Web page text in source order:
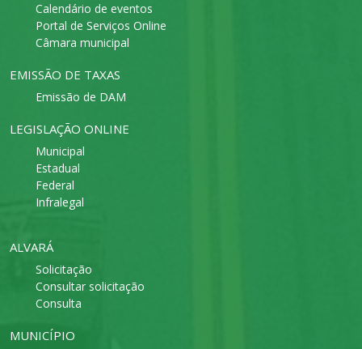
Calendário de eventos
Portal de Serviços Online
Câmara municipal
EMISSÃO DE TAXAS
Emissão de DAM
LEGISLAÇÃO ONLINE
Municipal
Estadual
Federal
Infralegal
ALVARÁ
Solicitação
Consultar solicitação
Consulta
MUNICÍPIO